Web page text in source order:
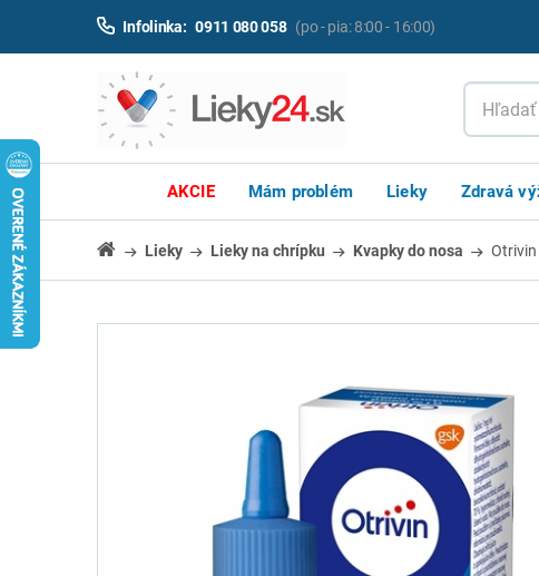
Infolinka: 0911 080 058 (po - pia: 8:00 - 16:00)
AKCIE Mám problém Lieky Zdravá
Lieky Lieky na chrípku Kvapky do nosa Otrivin